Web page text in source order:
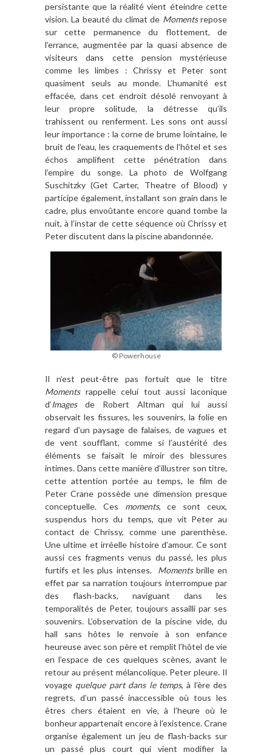
persistante que la réalité vient éteindre cette
vision. La beauté du climat de Momentsrepose
sur cette permanence du flottement, de
l’errance, augmentée par la quasi absence de
visiteurs dans cette pension mystérieuse
comme les limbes : Chrissy et Peter sont
quasiment seuls au monde. L’humanité est
effacée, dans cet endroit désolé renvoyant à
leur propre solitude, la détresse qu’ils
trahissent ou renferment. Les sons ont aussi
leur importance : la corne de brume lointaine, le
bruit de l’eau, les craquements de l’hôtel et ses
échos amplifient cette pénétration dans
l’empire du songe. La photo de Wolfgang
Suschitzky (Get Carter, Theatre of Blood) y
participe également, installant son grain dans le
cadre, plus envoûtante encore quand tombe la
nuit, à l’instar de cette séquence où Chrissy et
Peter discutent dans la piscine abandonnée.
© Powerhouse
Il n’est peut-être pas fortuit que le titre
Moments rappelle celui tout aussi laconique
d’Imagesde Robert Altman qui lui aussi
observait les fissures, les souvenirs, la folie en
regard d’un paysage de falaises, de vagues et
de vent soufflant, comme si l’austérité des
éléments se faisait le miroir des blessures
intimes. Dans cette manière d’illustrer son titre,
cette attention portée au temps, le film de
Peter Crane possède une dimension presque
conceptuelle. Ces moments, ce sont ceux,
suspendus hors du temps, que vit Peter au
contact de Chrissy, comme une parenthèse.
Une ultime et irréelle histoire d’amour. Ce sont
aussi ces fragments venus du passé, les plus
furtifs et les plus intenses. Momentsbrille en
effet par sa narration toujours interrompue par
des flash-backs, naviguant dans les
temporalités de Peter, toujours assailli par ses
souvenirs. L’observation de la piscine vide, du
hall sans hôtes le renvoie à son enfance
heureuse avec son père et remplit l’hôtel de vie
en l’espace de ces quelques scènes, avant le
retour au présent mélancolique. Peter pleure. Il
voyage quelque part dans le temps, à l’ère des
regrets, d’un passé inaccessible où tous les
êtres chers étaient en vie, à l’heure où le
bonheur appartenait encore à l’existence. Crane
organise également un jeu de flash-backs sur
un passé plus court qui vient modifier la